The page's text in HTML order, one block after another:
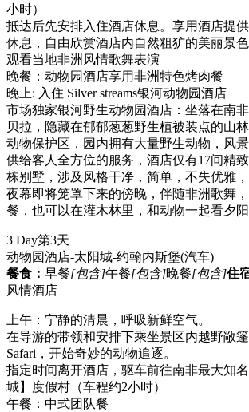
小时）
抵达后先安排入住酒店休息。享用酒店提
休息，自由欣赏酒店内自然粗犷的美丽景色
观看当地非洲风情歌舞表演
晚餐：动物园酒店享用非洲特色烤肉餐
晚上: 入住 Silver streams银河动物园酒店
市场独家银河野生动物园酒店：坐落在南
贝拉，隐藏在郁郁葱葱野生植被装点的山
动物保护区，园内拥有大量野生动物，风
供给客人全方位的服务，酒店仅有17间精
栋别墅，涉及风格干净，简单，不失优雅
夜幕即将笼罩下来的傍晚，伴随非洲歌舞
餐，也可以在灌木林里，和动物一起看夕阳
3 Day第3天
动物园酒店-太阳城-约翰内斯堡(汽车)
餐食： 早餐[包含]午餐[包含]晚餐[包含]住
风情酒店
上午：宁静的清晨，呼吸新鲜空气。
在导游的带领和安排下乘坐景区内越野敞
Safari，开始奇妙的动物追逐。
指定时间离开酒店，驱车前往南非最大知
城】度假村（车程约2小时）
午餐：中式团队餐